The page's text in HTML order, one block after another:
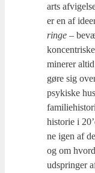
arts
er en af
rin­ge –
mi­ne­rer
gøre sig
psy­ki­ske
histo­rie i
ne igen af
og om
udsprin­ger